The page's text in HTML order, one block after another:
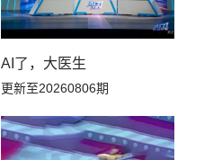
AI了，大医生
更新至20260806期